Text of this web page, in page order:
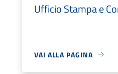
Ufficio Stampa e
VAI ALLA PAGINA